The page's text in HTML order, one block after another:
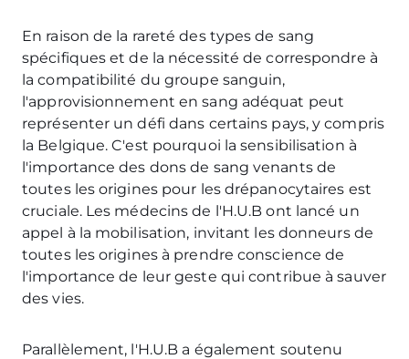
En raison de la rareté des types de sang
spécifiques et de la nécessité de correspondre à
la compatibilité du groupe sanguin,
l'approvisionnement en sang adéquat peut
représenter un défi dans certains pays, y compris
la Belgique. C'est pourquoi la sensibilisation à
l'importance des dons de sang venants de
toutes les origines pour les drépanocytaires est
cruciale. Les médecins de l'H.U.B ont lancé un
appel à la mobilisation, invitant les donneurs de
toutes les origines à prendre conscience de
l'importance de leur geste qui contribue à sauver
des vies.
Parallèlement, l'H.U.B a également soutenu